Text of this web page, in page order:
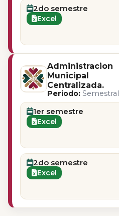
2do semestre
Excel
Administracion
Municipal
Centralizada.
Periodo: Semestral
1er semestre
Excel
2do semestre
Excel